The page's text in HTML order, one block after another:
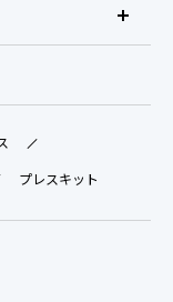
職
プレスキット